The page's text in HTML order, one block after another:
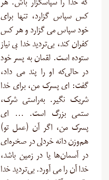
که خدا را سپاسگزار باش. هر
کس سپاس گزارد، تنها براى
خود سپاس مى ‏گزارد و هر کس
کفران کند، بی‌تردید‏ خدا بى‏ نیاز
ستوده است. لقمان به پسر خود
در حالی‌که او را پند مى‏ داد،
گفت: اى پسرک من، برای خدا
شریک نگیر. به‌راستى شرک،
ستمى بزرگ است. … اى
پسرک من، اگر آن (عمل تو)
هم‌وزن دانه خردلى در صخره‌ای
در آسمان‌ها یا در زمین باشد،
خدا آن را مى‏ آورد. بی‌تردید خدا